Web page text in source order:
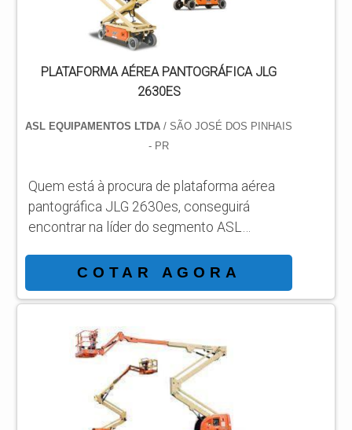
GTBZ27; Plataforma tesoura GTJZ10;
Plataforma articulada GT...
PLATAFORMA AÉREA PANTOGRÁFICA JLG
2630ES
ASL EQUIPAMENTOS LTDA/ SÃO JOSÉ DOS PINHAIS
- PR
Quem está à procura de plataforma aérea
pantográfica JLG 2630es, conseguirá
encontrar na líder do segmento ASL
por meio da própria empresa e achando a
líder em qualidade. MAIS SOBRE
PLATAFORMA AÉREA PANTOGRÁFICA
JLG 2630ES Quem quer achar plataforma
aérea pantográfica JLG 2630es em uma
companhia responsável, descobre o site da
ASL Equipamentos. Com grande know-how
focado em plataformas elevatória...
COTAR AGORA